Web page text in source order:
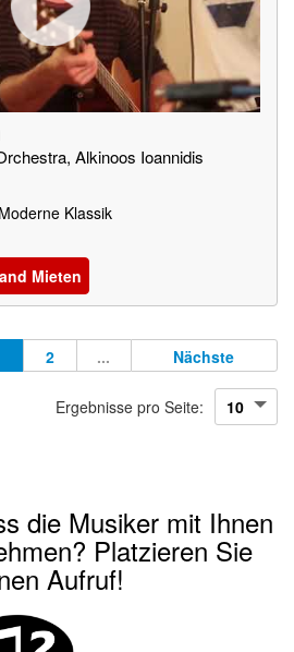
Alkinoos Ioannidis
Klassik
Mieten
2 ... Nächste
Ergebnisse pro Seite:
die Musiker mit Ihnen
Platzieren Sie
Aufruf!